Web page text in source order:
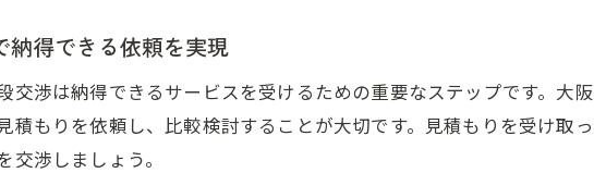
家具修理の料金相場を知って賢く交渉する方法
見積もり無料サービスを利用したお得な家具
家具修理の出張対応で便利に依頼するコツと
納得できる依頼を実現
交渉は納得できるサービスを受けるための重要なステップです。大
積もりを依頼し、比較検討することが大切です。見積もりを受け取
渉しましょう。